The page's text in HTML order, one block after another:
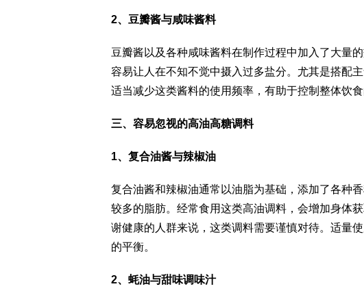
2、豆瓣酱与咸味酱料
豆瓣酱以及各种咸味酱料在制作过程中加入了大量
容易让人在不知不觉中摄入过多盐分。尤其是搭配
适当减少这类酱料的使用频率，有助于控制整体饮
三、容易忽视的高油高糖调料
1、复合油酱与辣椒油
复合油酱和辣椒油通常以油脂为基础，添加了各种
较多的脂肪。经常食用这类高油调料，会增加身体
谢健康的人群来说，这类调料需要谨慎对待。适量
的平衡。
2、蚝油与甜味调味汁